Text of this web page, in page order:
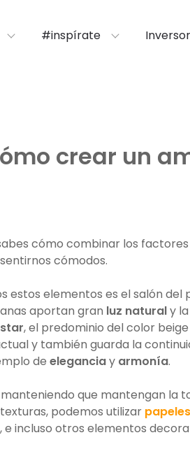
#inspírate
crear un
cómo combinar los
cómodos.
estos elementos es el salón del
aportan gran luz naturaly la
, el predominio del color
y también guarda la
de eleganciay armonía.
manteniendo que mantengan la
podemos utilizar
incluso otros elementos